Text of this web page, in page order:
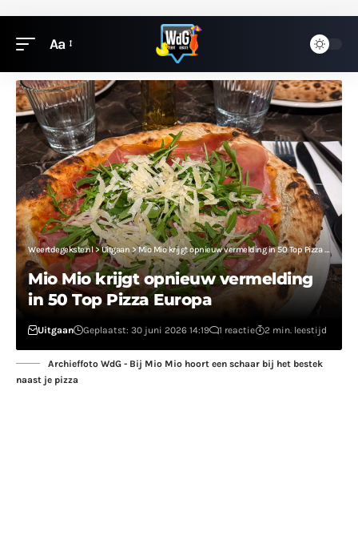
Aa
Weertdegekste.nl>Uitgaan >Mio Mio krijgt opnieuw vermelding in 50 Top Pizza Europa
Mio Mio krijgt opnieuw vermelding
in 50 Top Pizza Europa
Uitgaan Geplaatst: 30 juni 2026 14:19 1 reactie 2 min. leestijd
Archieffoto WdG - Bij Mio Mio hoort een schaar bij het bestek
naast je pizza